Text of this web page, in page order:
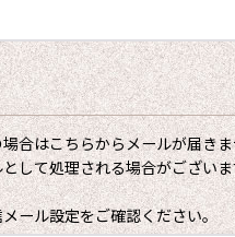
合はこちらからメールが届き
して処理される場合がござい
ール設定をご確認ください。